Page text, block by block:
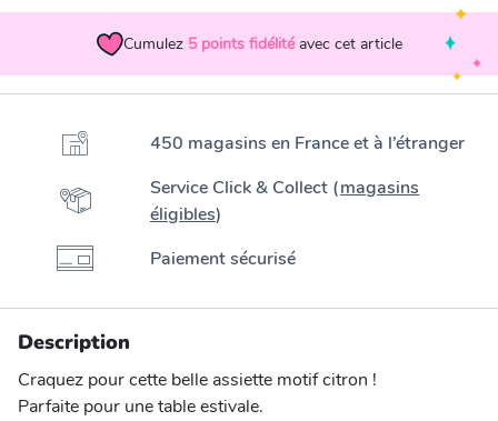
Cumulez 5 points fidélité avec cet article
450 magasins en France et à l’étranger
Service Click & Collect (magasins
éligibles)
Paiement sécurisé
Description
Craquez pour cette belle assiette motif citron !
Parfaite pour une table estivale.